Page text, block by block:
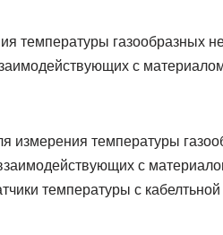
температуры газообразных
с
температуры
с
температуры с кабелтьной